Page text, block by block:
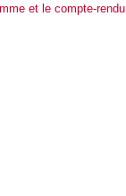
et le compte-rendu